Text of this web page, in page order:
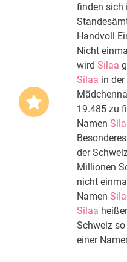
finden sich
Handvoll
Nicht
wird Silaa
Silaa in
19.485 zu
Namen
der
Millionen
nicht
Namen
Silaa
Schweiz
einer